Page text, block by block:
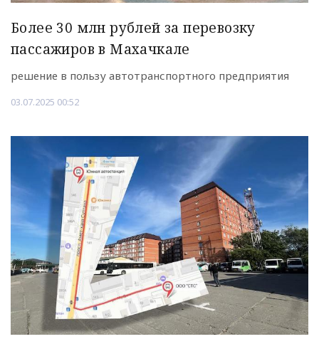
Более 30 млн рублей за перевозку
пассажиров в Махачкале
решение в пользу автотранспортного предприятия
03.07.2025 00:52